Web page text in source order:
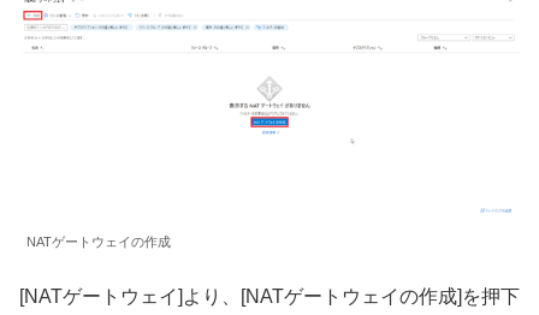
NATゲートウェイの作成
[NATゲートウェイ]より、[NATゲートウェイの作成]を押下